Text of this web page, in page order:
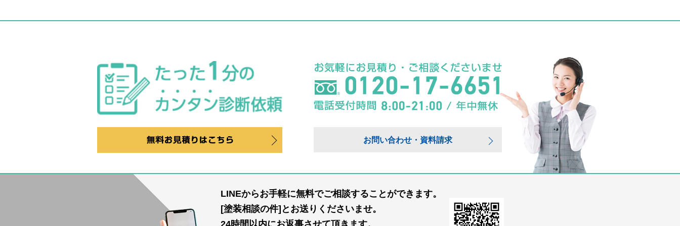
お問い合わせ・資料請求
LINEからお手軽に無料でご相談することができます。
[塗装相談の件]とお送りくださいませ。
24時間以内にお返事させて頂きます。